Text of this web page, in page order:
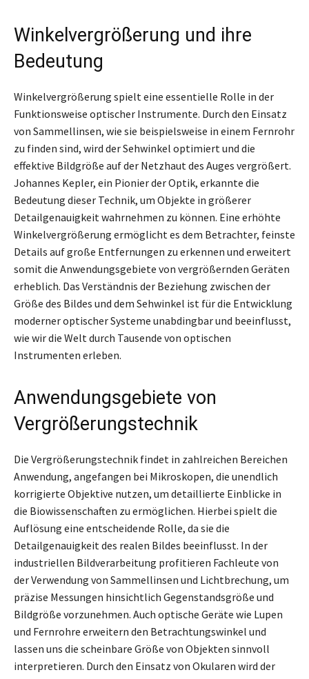
Winkelvergrößerung und ihre
Bedeutung
Winkelvergrößerung spielt eine essentielle Rolle in der
Funktionsweise optischer Instrumente. Durch den Einsatz
von Sammellinsen, wie sie beispielsweise in einem Fernrohr
zu finden sind, wird der Sehwinkel optimiert und die
effektive Bildgröße auf der Netzhaut des Auges vergrößert.
Johannes Kepler, ein Pionier der Optik, erkannte die
Bedeutung dieser Technik, um Objekte in größerer
Detailgenauigkeit wahrnehmen zu können. Eine erhöhte
Winkelvergrößerung ermöglicht es dem Betrachter, feinste
Details auf große Entfernungen zu erkennen und erweitert
somit die Anwendungsgebiete von vergrößernden Geräten
erheblich. Das Verständnis der Beziehung zwischen der
Größe des Bildes und dem Sehwinkel ist für die Entwicklung
moderner optischer Systeme unabdingbar und beeinflusst,
wie wir die Welt durch Tausende von optischen
Instrumenten erleben.
Anwendungsgebiete von
Vergrößerungstechnik
Die Vergrößerungstechnik findet in zahlreichen Bereichen
Anwendung, angefangen bei Mikroskopen, die unendlich
korrigierte Objektive nutzen, um detaillierte Einblicke in
die Biowissenschaften zu ermöglichen. Hierbei spielt die
Auflösung eine entscheidende Rolle, da sie die
Detailgenauigkeit des realen Bildes beeinflusst. In der
industriellen Bildverarbeitung profitieren Fachleute von
der Verwendung von Sammellinsen und Lichtbrechung, um
präzise Messungen hinsichtlich Gegenstandsgröße und
Bildgröße vorzunehmen. Auch optische Geräte wie Lupen
und Fernrohre erweitern den Betrachtungswinkel und
lassen uns die scheinbare Größe von Objekten sinnvoll
interpretieren. Durch den Einsatz von Okularen wird der